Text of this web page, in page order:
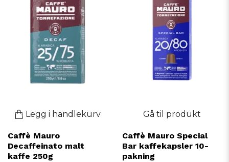
Legg i handlekurv
Caffè Mauro
Decaffeinato malt
kaffe 250g
Gå til produkt
Caffè Mauro Special
Bar kaffekapsler 10-
pakning